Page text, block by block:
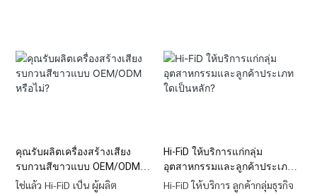
ของตลาด เราสนับสนุนปริมาณการ
สั่งซื้อขั้นต่ำที่ต่ำกว่า ราคาขายส่ง
ของเราแบ่งเป็นระดับเพื่อให้ได้
คุณรับผลิตเครื่องสร้างเสียง
รบกวนสีขาวแบบ OEM/ODM
หรือไม่?
ใช่แล้ว Hi-FiD เป็น ผู้ผลิต
Hi-FiD ให้บริการแก่กลุ่ม
อุตสาหกรรมและลูกค้าประเภท
ใดเป็นหลัก?
Hi-FiD ให้บริการ ลูกค้ากลุ่มธุรกิจ